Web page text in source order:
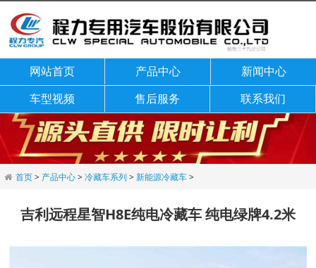
网站首页 产品中心
新闻中心
车型视频
售后服务 联系我们
首页> 产品中心>冷藏车系列>新能源冷藏车>
吉利远程星智H8E纯电冷藏车 纯电绿牌4.2米